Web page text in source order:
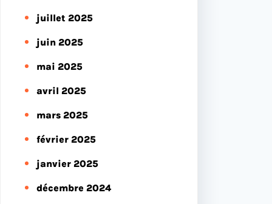
juillet 2025
juin 2025
mai 2025
avril 2025
mars 2025
février 2025
janvier 2025
décembre 2024